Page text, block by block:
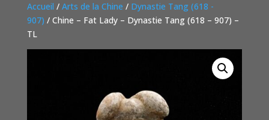
Accueil / Arts de la Chine / Dynastie Tang (618 -
907) / Chine – Fat Lady – Dynastie Tang (618 – 907) –
TL